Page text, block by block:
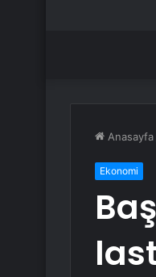
Anasayfa
Ekonomi